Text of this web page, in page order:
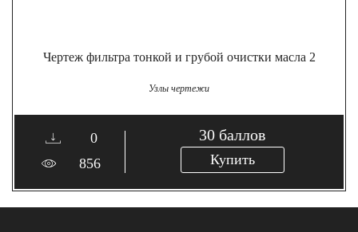
Чертеж фильтра тонкой и грубой очистки масла 2
Узлы чертежи
0
856
30 баллов
Купить